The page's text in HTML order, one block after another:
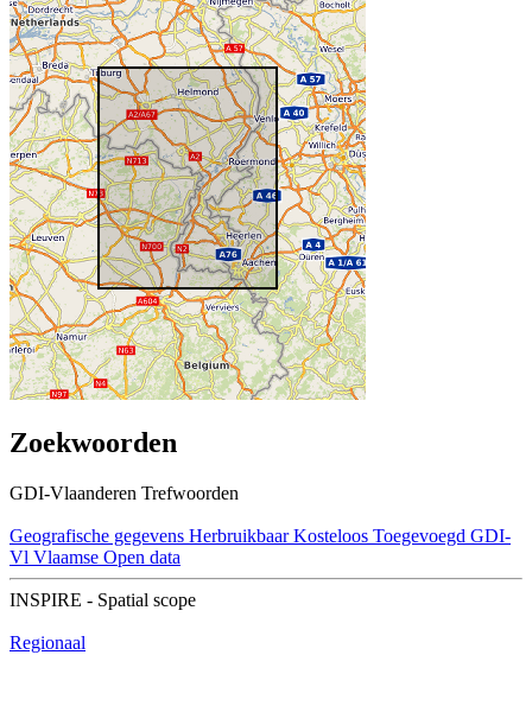
Zoekwoorden
GDI-Vlaanderen Trefwoorden
Geografische gegevens Herbruikbaar Kosteloos Toegevoegd GDI-
Vl Vlaamse Open data
INSPIRE - Spatial scope
Regionaal